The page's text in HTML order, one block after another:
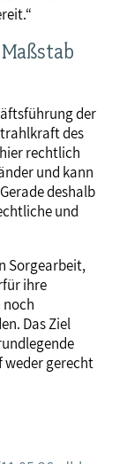
der
des
rechtlich
und kann
deshalb
und
Sorgearbeit,
ihre
noch
Das Ziel
weder gerecht